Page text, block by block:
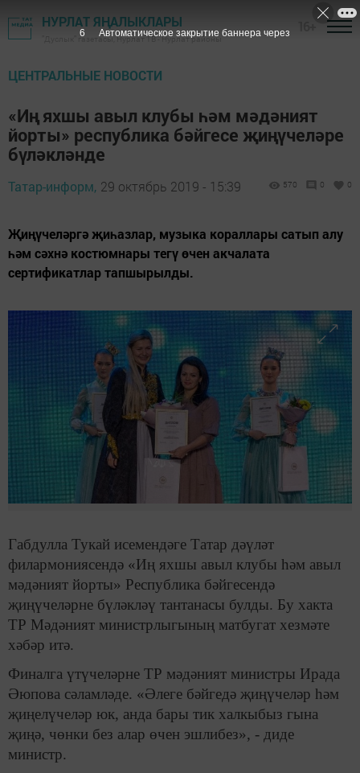
НУРЛАТ ЯҢАЛЫКЛАРЫ
"Дуслык" газетасы, Нурлат ТВ - Нурлат районы
ЦЕНТРАЛЬНЫЕ НОВОСТИ
«Иң яхшы авыл клубы һәм мәдәният
йорты» республика бәйгесе җиңүчеләре
бүләкләнде
Татар-информ, 29 октябрь 2019 - 15:39 570 0 0
Җиңүчеләргә җиһазлар, музыка кораллары сатып алу
һәм сәхнә костюмнары тегү өчен акчалата
сертификатлар тапшырылды.
Габдулла Тукай исемендәге Татар дәүләт
филармониясендә «Иң яхшы авыл клубы һәм авыл
мәдәният йорты» Республика бәйгесендә
җиңүчеләрне бүләкләү тантанасы булды. Бу хакта
ТР Мәдәният министрлыгының матбугат хезмәте
хәбәр итә.
Финалга үтүчеләрне ТР мәдәният министры Ирада
Әюпова сәламләде. «Әлеге бәйгедә җиңүчеләр һәм
җиңелүчеләр юк, анда бары тик халкыбыз гына
җиңә, чөнки без алар өчен эшлибез», - диде
министр.
4 Автоматическое закрытие баннера через